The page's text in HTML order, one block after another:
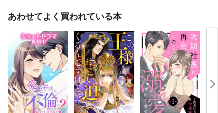
あわせてよく買われている本